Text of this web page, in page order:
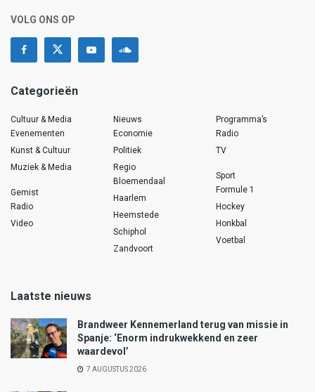
VOLG ONS OP
Categorieën
Cultuur & Media
Evenementen
Kunst & Cultuur
Muziek & Media
Gemist
Radio
Video
Nieuws
Economie
Politiek
Regio
Bloemendaal
Haarlem
Heemstede
Schiphol
Zandvoort
Programma’s
Radio
TV
Sport
Formule 1
Hockey
Honkbal
Voetbal
Laatste nieuws
Brandweer Kennemerland terug van missie in
Spanje: ‘Enorm indrukwekkend en zeer
waardevol’
7 AUGUSTUS 2026